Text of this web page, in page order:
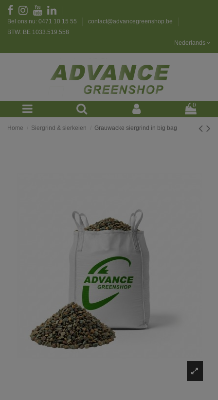
Bel ons nu: 0471 10 15 55
contact@advancegreenshop.be
BTW: BE 1033.519.558
Nederlands
0
Home Siergrind & sierkeien Grauwacke siergrind in big bag